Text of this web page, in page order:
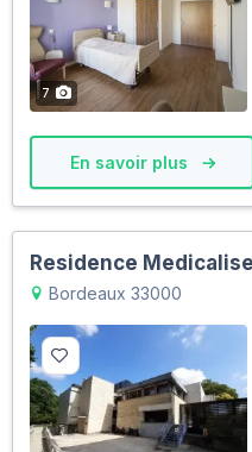
7
En savoir plus
Residence
Bordeaux 33000